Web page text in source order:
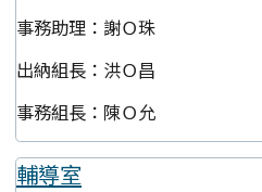
事務助理：謝Ｏ珠
出納組長：洪Ｏ昌
事務組長：陳Ｏ允
輔導室